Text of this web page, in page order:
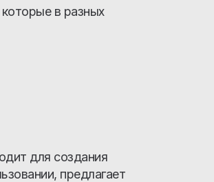
в разных
для создания
предлагает